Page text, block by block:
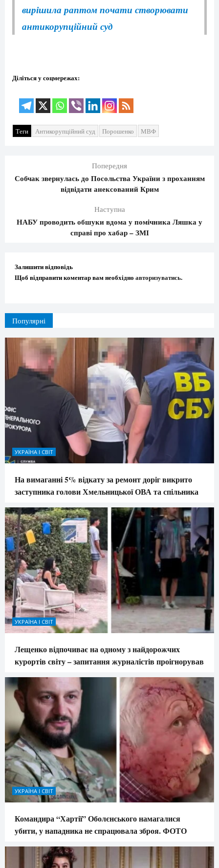
вирішила раптом почати створювати
антикорупційний суд
Діліться у соцмережах:
Теги Антикорупційний суд Порошенко МВФ
Попередня
Собчак звернулась до Посольства України з проханням
відвідати анексований Крим
Наступна
НАБУ проводить обшуки вдома у помічника Ляшка у
справі про хабар – ЗМІ
Залишити відповідь
Щоб відправити коментар вам необхідно авторизуватись.
Популярні
УКРАЇНА І СВІТ
На вимаганні 5% відкату за ремонт доріг викрито
заступника голови Хмельницької ОВА та спільника
УКРАЇНА І СВІТ
Лещенко відпочиває на одному з найдорожчих
курортів світу – запитання журналістів проігнорував
УКРАЇНА І СВІТ
Командира “Хартії” Оболєнського намагалися
убити, у нападника не спрацювала зброя. ФОТО